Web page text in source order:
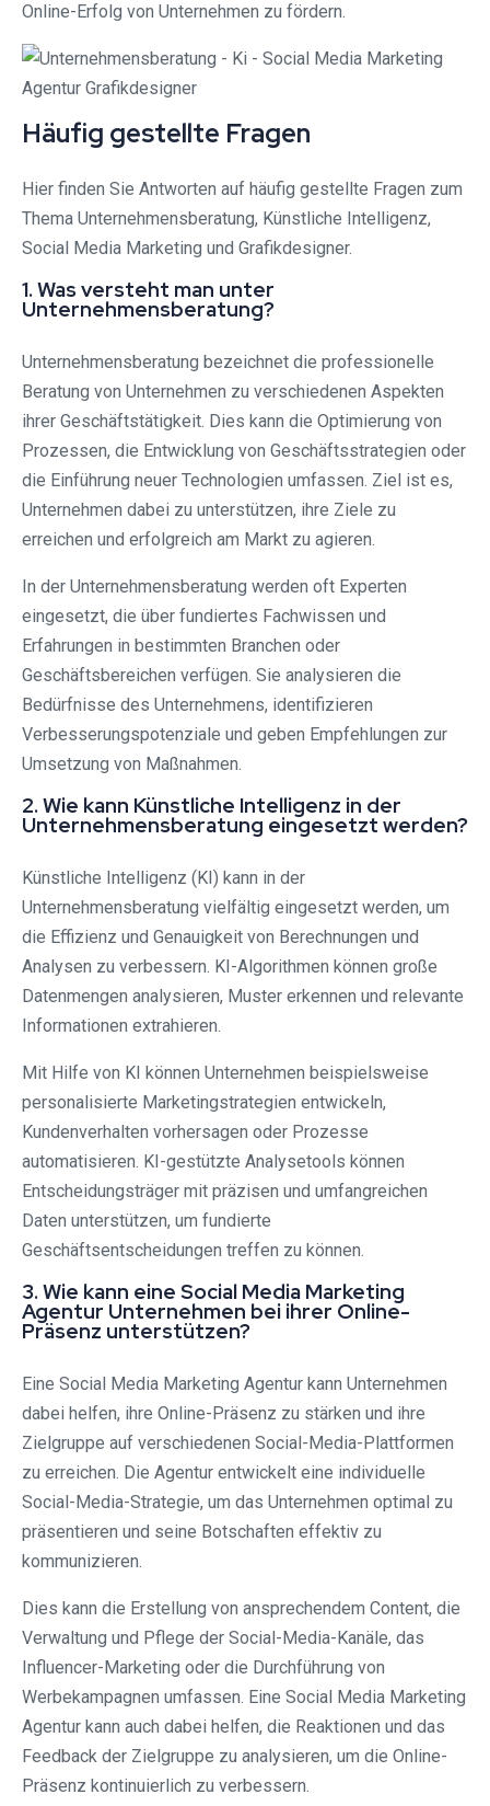
Online-Erfolg von Unternehmen zu fördern.
Häufig gestellte Fragen
Hier finden Sie Antworten auf häufig gestellte Fragen zum
Thema Unternehmensberatung, Künstliche Intelligenz,
Social Media Marketing und Grafikdesigner.
1. Was versteht man unter
Unternehmensberatung?
Unternehmensberatung bezeichnet die professionelle
Beratung von Unternehmen zu verschiedenen Aspekten
ihrer Geschäftstätigkeit. Dies kann die Optimierung von
Prozessen, die Entwicklung von Geschäftsstrategien oder
die Einführung neuer Technologien umfassen. Ziel ist es,
Unternehmen dabei zu unterstützen, ihre Ziele zu
erreichen und erfolgreich am Markt zu agieren.
In der Unternehmensberatung werden oft Experten
eingesetzt, die über fundiertes Fachwissen und
Erfahrungen in bestimmten Branchen oder
Geschäftsbereichen verfügen. Sie analysieren die
Bedürfnisse des Unternehmens, identifizieren
Verbesserungspotenziale und geben Empfehlungen zur
Umsetzung von Maßnahmen.
2. Wie kann Künstliche Intelligenz in der
Unternehmensberatung eingesetzt werden?
Künstliche Intelligenz (KI) kann in der
Unternehmensberatung vielfältig eingesetzt werden, um
die Effizienz und Genauigkeit von Berechnungen und
Analysen zu verbessern. KI-Algorithmen können große
Datenmengen analysieren, Muster erkennen und relevante
Informationen extrahieren.
Mit Hilfe von KI können Unternehmen beispielsweise
personalisierte Marketingstrategien entwickeln,
Kundenverhalten vorhersagen oder Prozesse
automatisieren. KI-gestützte Analysetools können
Entscheidungsträger mit präzisen und umfangreichen
Daten unterstützen, um fundierte
Geschäftsentscheidungen treffen zu können.
3. Wie kann eine Social Media Marketing
Agentur Unternehmen bei ihrer Online-
Präsenz unterstützen?
Eine Social Media Marketing Agentur kann Unternehmen
dabei helfen, ihre Online-Präsenz zu stärken und ihre
Zielgruppe auf verschiedenen Social-Media-Plattformen
zu erreichen. Die Agentur entwickelt eine individuelle
Social-Media-Strategie, um das Unternehmen optimal zu
präsentieren und seine Botschaften effektiv zu
kommunizieren.
Dies kann die Erstellung von ansprechendem Content, die
Verwaltung und Pflege der Social-Media-Kanäle, das
Influencer-Marketing oder die Durchführung von
Werbekampagnen umfassen. Eine Social Media Marketing
Agentur kann auch dabei helfen, die Reaktionen und das
Feedback der Zielgruppe zu analysieren, um die Online-
Präsenz kontinuierlich zu verbessern.